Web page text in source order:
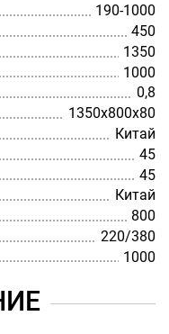
190-1000
450
1350
1000
0,8
1350х800х80
Китай
45
45
Китай
800
220/380
1000